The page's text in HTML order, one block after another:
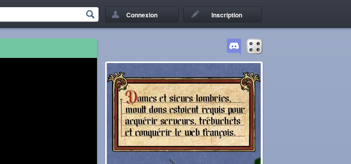
Connexion Inscription